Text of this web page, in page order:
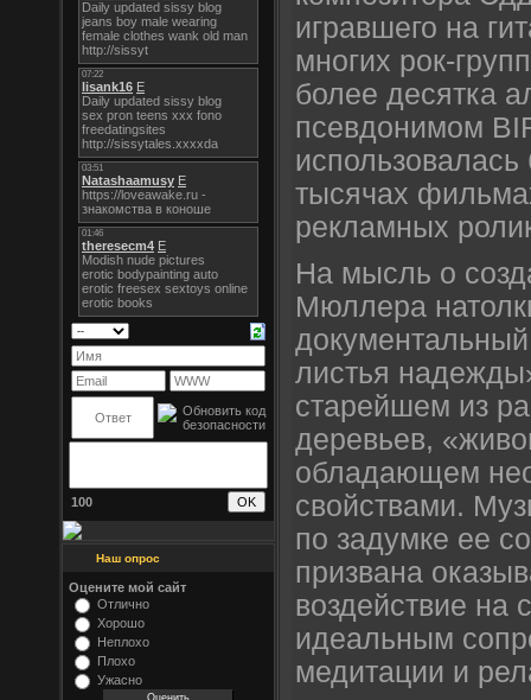
100
Наш опрос
Оцените мой сайт
Отлично
Хорошо
Неплохо
Плохо
Ужасно
игравшего на
многих рок-
более десятка
псевдонимом
тысячах
рекламных
На мысль о
Мюллера
листья
старейшем из
деревьев,
обладающем
свойствами.
по задумке ее
призвана
воздействие на
идеальным
медитации и